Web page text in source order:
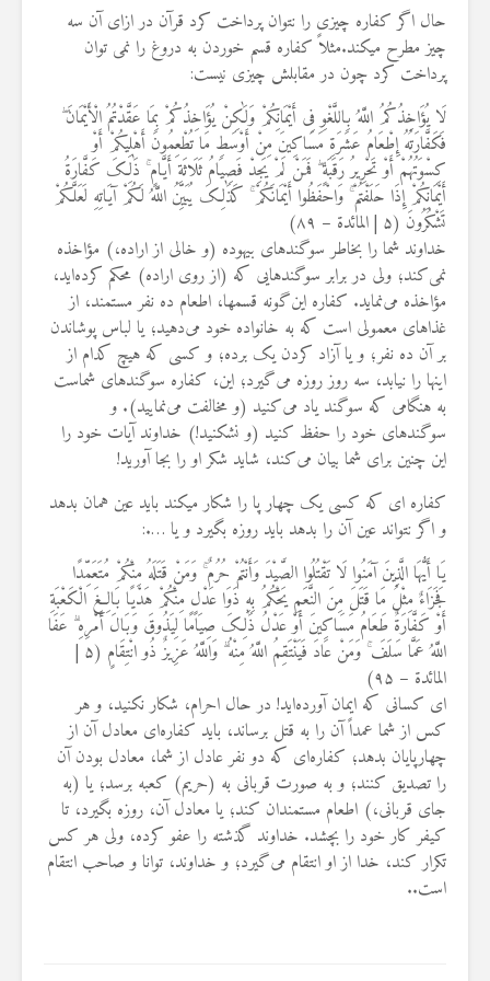
حال اگر کفاره چیزی را نتوان پرداخت کرد قرآن در ازای آن سه
چیز مطرح میکند.مثلاً کفاره قسم خوردن به دروغ را نمی توان
پرداخت کرد چون در مقابلش چیزی نیست:
لَا یُؤَاخِذُکُمُ اللَّهُ بِاللَّغْوِ فِی أَیْمَانِکُمْ وَلَٰکِنْ یُؤَاخِذُکُمْ بِمَا عَقَّدْتُمُ الْأَیْمَانَ ۖ
فَکَفَّارَتُهُ إِطْعَامُ عَشَرَةِ مَسَاکِینَ مِنْ أَوْسَطِ مَا تُطْعِمُونَ أَهْلِیکُمْ أَوْ
کِسْوَتُهُمْ أَوْ تَحْرِیرُ رَقَبَةٍ ۖ فَمَنْ لَمْ یَجِدْ فَصِیَامُ ثَلَاثَةِ أَیَّامٍ ۚ ذَٰلِکَ کَفَّارَةُ
أَیْمَانِکُمْ إِذَا حَلَفْتُمْ ۚ وَاحْفَظُوا أَیْمَانَکُمْ ۚ کَذَٰلِکَ یُبَیِّنُ اللَّهُ لَکُمْ آیَاتِهِ لَعَلَّکُمْ
تَشْکُرُونَ (۵ | المائدة – ۸۹)
خداوند شما را بخاطر سوگندهای بیهوده (و خالی از اراده،) مؤاخذه
نمی‌کند؛ ولی در برابر سوگندهایی که (از روی اراده) محکم کرده‌اید،
مؤاخذه می‌نماید. کفاره این‌گونه قسمها، اطعام ده نفر مستمند، از
غذاهای معمولی است که به خانواده خود می‌دهید؛ یا لباس پوشاندن
بر آن ده نفر؛ و یا آزاد کردن یک برده؛ و کسی که هیچ کدام از
اینها را نیابد، سه روز روزه می‌گیرد؛ این، کفاره سوگندهای شماست
به هنگامی که سوگند یاد می‌کنید (و مخالفت می‌نمایید). و
سوگندهای خود را حفظ کنید (و نشکنید!) خداوند آیات خود را
این چنین برای شما بیان می‌کند، شاید شکر او را بجا آورید!
کفاره ای که کسی یک چهار پا را شکار میکند باید عین همان بدهد
و اگر نتواند عین آن را بدهد باید روزه بگیرد و یا ….:
یَا أَیُّهَا الَّذِینَ آمَنُوا لَا تَقْتُلُوا الصَّیْدَ وَأَنْتُمْ حُرُمٌ ۚ وَمَنْ قَتَلَهُ مِنْکُمْ مُتَعَمِّدًا
فَجَزَاءٌ مِثْلُ مَا قَتَلَ مِنَ النَّعَمِ یَحْکُمُ بِهِ ذَوَا عَدْلٍ مِنْکُمْ هَدْیًا بَالِغَ الْکَعْبَةِ
أَوْ کَفَّارَةٌ طَعَامُ مَسَاکِینَ أَوْ عَدْلُ ذَٰلِکَ صِیَامًا لِیَذُوقَ وَبَالَ أَمْرِهِ ۗ عَفَا
اللَّهُ عَمَّا سَلَفَ ۚ وَمَنْ عَادَ فَیَنْتَقِمُ اللَّهُ مِنْهُ ۗ وَاللَّهُ عَزِیزٌ ذُو انْتِقَامٍ (۵ |
المائدة – ۹۵)
ای کسانی که ایمان آورده‌اید! در حال احرام، شکار نکنید، و هر
کس از شما عمداً آن را به قتل برساند، باید کفاره‌ای معادل آن از
چهارپایان بدهد؛ کفاره‌ای که دو نفر عادل از شما، معادل بودن آن
را تصدیق کنند؛ و به صورت قربانی به (حریم) کعبه برسد؛ یا (به
جای قربانی،) اطعام مستمندان کند؛ یا معادل آن، روزه بگیرد، تا
کیفر کار خود را بچشد. خداوند گذشته را عفو کرده، ولی هر کس
تکرار کند، خدا از او انتقام می‌گیرد؛ و خداوند، توانا و صاحب انتقام
است..
36 نمایش ها